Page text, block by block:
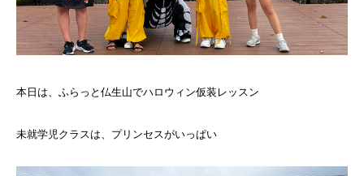
本日は、ふらっと仏生山でハロウィン仮装レッスン
未就学児クラスは、プリンセスがいっぱい